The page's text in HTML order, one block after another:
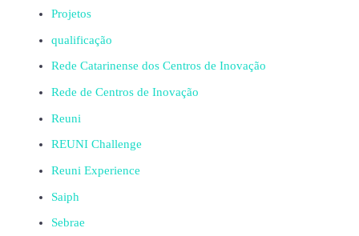
Projetos
qualificação
Rede Catarinense dos Centros de Inovação
Rede de Centros de Inovação
Reuni
REUNI Challenge
Reuni Experience
Saiph
Sebrae